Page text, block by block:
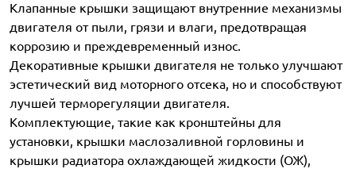
Клапанные крышки защищают внутренние механизмы
двигателя от пыли, грязи и влаги, предотвращая
коррозию и преждевременный износ.
Декоративные крышки двигателя не только улучшают
эстетический вид моторного отсека, но и способствуют
лучшей терморегуляции двигателя.
Комплектующие, такие как кронштейны для
установки, крышки маслозаливной горловины и
крышки радиатора охлаждающей жидкости (ОЖ),